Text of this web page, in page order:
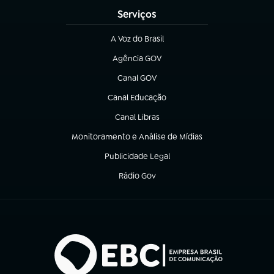
Serviços
A Voz do Brasil
(abre em nova aba)
Agência GOV
(abre em nova aba)
Canal GOV
(abre em nova aba)
Canal Educação
(abre em nova aba)
Canal Libras
(abre em nova aba)
Monitoramento e Análise de Mídias
(abre em nova aba)
Publicidade Legal
(abre em nova aba)
Rádio Gov
(abre em nova aba)